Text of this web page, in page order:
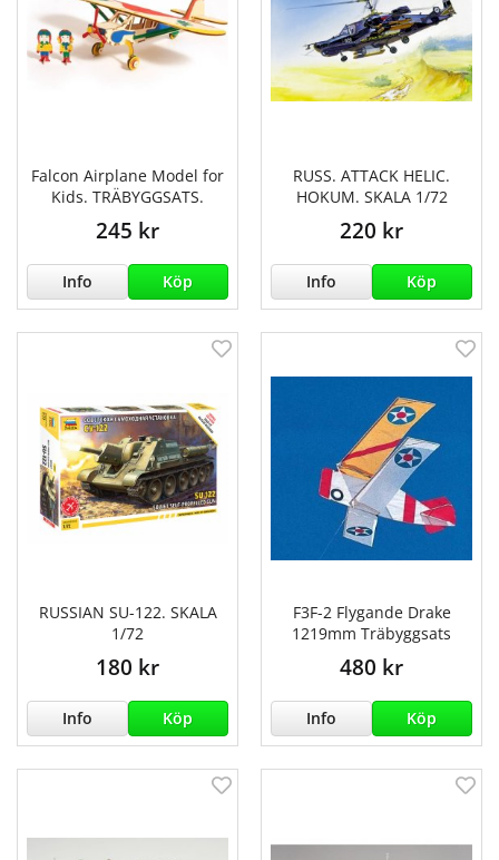
Falcon Airplane Model for
Kids. TRÄBYGGSATS.
245 kr
Info Köp
RUSS. ATTACK HELIC.
HOKUM. SKALA 1/72
220 kr
Info Köp
RUSSIAN SU-122. SKALA
1/72
180 kr
Info Köp
F3F-2 Flygande Drake
1219mm Träbyggsats
480 kr
Info Köp